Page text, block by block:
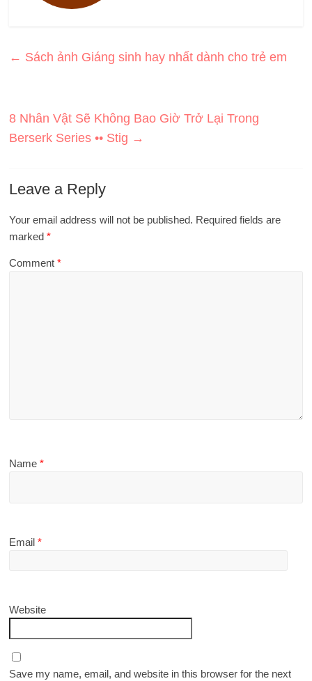
← Sách ảnh Giáng sinh hay nhất dành cho trẻ em
8 Nhân Vật Sẽ Không Bao Giờ Trở Lại Trong
Berserk Series •• Stig →
Leave a Reply
Your email address will not be published. Required fields are
marked*
Comment*
Name*
Email*
Website
Save my name, email, and website in this browser for the next